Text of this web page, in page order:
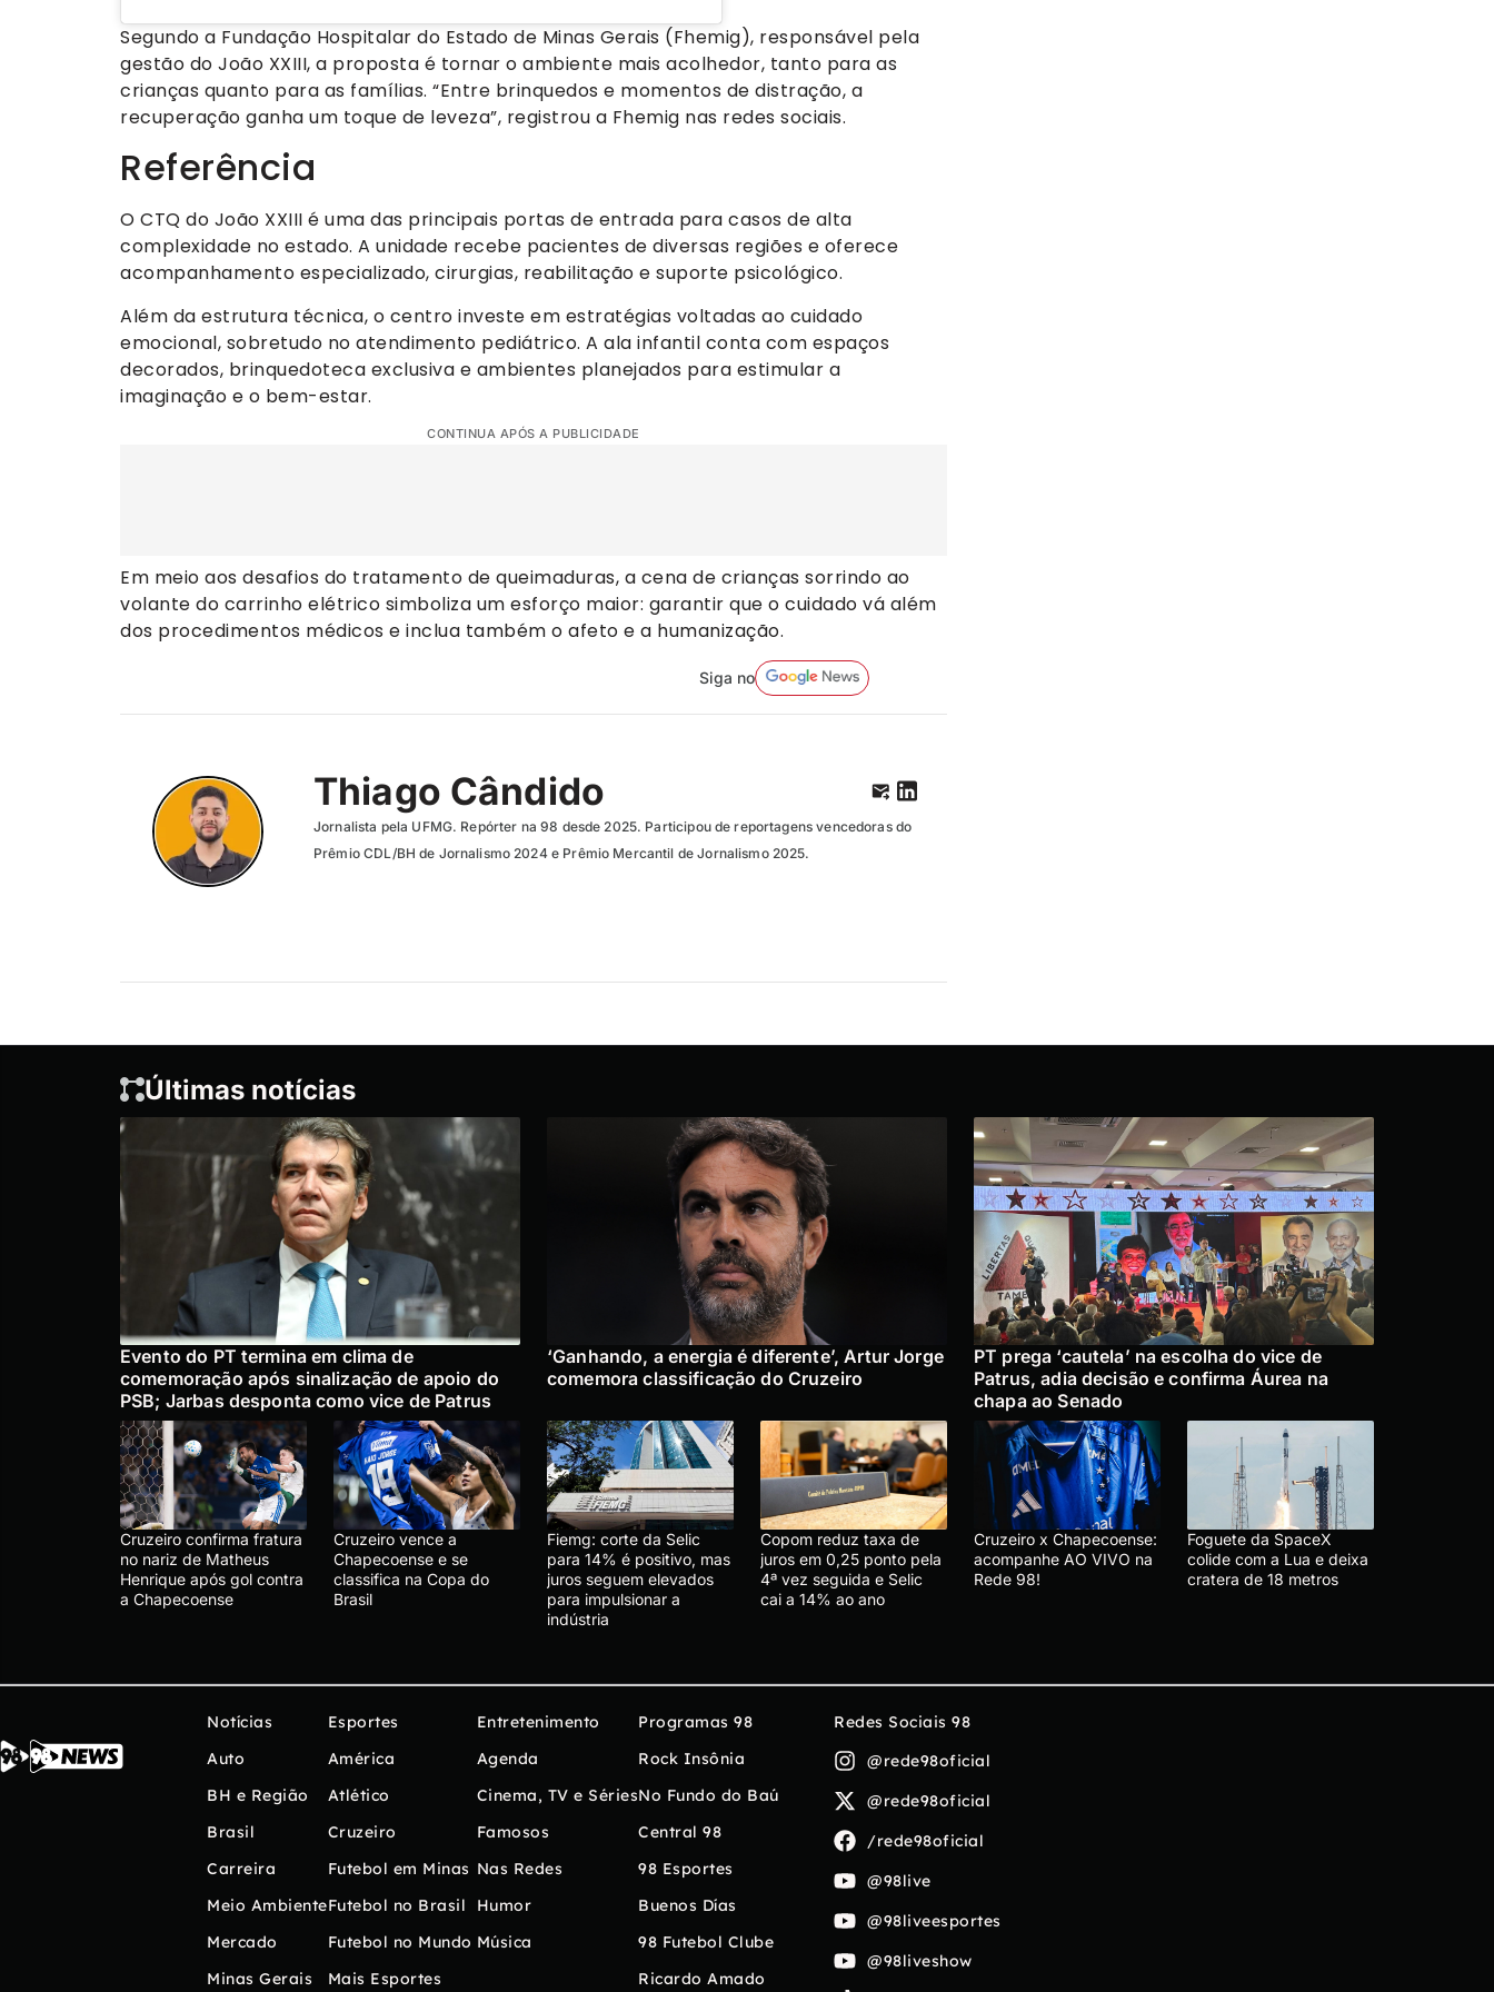
Segundo a Fundação Hospitalar do Estado de Minas Gerais (Fhemig), responsável pela
gestão do João XXIII, a proposta é tornar o ambiente mais acolhedor, tanto para as
crianças quanto para as famílias. “Entre brinquedos e momentos de distração, a
recuperação ganha um toque de leveza”, registrou a Fhemig nas redes sociais.
Referência
O CTQ do João XXIII é uma das principais portas de entrada para casos de alta
complexidade no estado. A unidade recebe pacientes de diversas regiões e oferece
acompanhamento especializado, cirurgias, reabilitação e suporte psicológico.
Além da estrutura técnica, o centro investe em estratégias voltadas ao cuidado
emocional, sobretudo no atendimento pediátrico. A ala infantil conta com espaços
decorados, brinquedoteca exclusiva e ambientes planejados para estimular a
imaginação e o bem-estar.
CONTINUA APÓS A PUBLICIDADE
Em meio aos desafios do tratamento de queimaduras, a cena de crianças sorrindo ao
volante do carrinho elétrico simboliza um esforço maior: garantir que o cuidado vá além
dos procedimentos médicos e inclua também o afeto e a humanização.
Siga no
Thiago Cândido
Jornalista pela UFMG. Repórter na 98 desde 2025. Participou de reportagens vencedoras do
Prêmio CDL/BH de Jornalismo 2024 e Prêmio Mercantil de Jornalismo 2025.
Últimas notícias
Evento do PT termina em clima de
comemoração após sinalização de apoio do
PSB; Jarbas desponta como vice de Patrus
‘Ganhando, a energia é diferente’, Artur Jorge
comemora classificação do Cruzeiro
PT prega ‘cautela’ na escolha do vice de
Patrus, adia decisão e confirma Áurea na
chapa ao Senado
Cruzeiro confirma fratura
no nariz de Matheus
Henrique após gol contra
a Chapecoense
Cruzeiro vence a
Chapecoense e se
classifica na Copa do
Brasil
Fiemg: corte da Selic
para 14% é positivo, mas
juros seguem elevados
para impulsionar a
indústria
Copom reduz taxa de
juros em 0,25 ponto pela
4ª vez seguida e Selic
cai a 14% ao ano
Cruzeiro x Chapecoense:
acompanhe AO VIVO na
Rede 98!
Foguete da SpaceX
colide com a Lua e deixa
cratera de 18 metros
Notícias
Auto
BH e Região
Brasil
Carreira
Meio Ambiente
Mercado
Minas Gerais
Esportes
América
Atlético
Cruzeiro
Futebol em Minas
Futebol no Brasil
Futebol no Mundo
Mais Esportes
Entretenimento
Agenda
Cinema, TV e Séries
Famosos
Nas Redes
Humor
Música
Programas 98
Rock Insônia
No Fundo do Baú
Central 98
98 Esportes
Buenos Días
98 Futebol Clube
Ricardo Amado
Redes Sociais 98
@rede98oficial
@rede98oficial
/rede98oficial
@98live
@98liveesportes
@98liveshow